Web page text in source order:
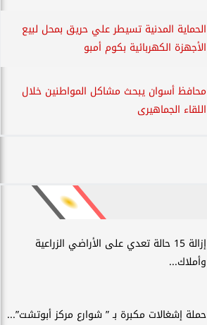
الحماية المدنية تسيطر علي حريق بمحل لبيع
الأجهزة الكهربائية بكوم أمبو
محافظ أسوان يبحث مشاكل المواطنين خلال
اللقاء الجماهيرى
إزالة 15 حالة تعدي على الأراضي الزراعية
وأملاك...
حملة إشغالات مكبرة بـ ” شوارع مركز أبوتشت”...